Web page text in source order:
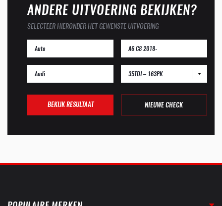
ANDERE UITVOERING BEKIJKEN?
SELECTEER HIERONDER HET GEWENSTE UITVOERING
35TDI – 163PK
BEKIJK RESULTAAT NIEUWE CHECK